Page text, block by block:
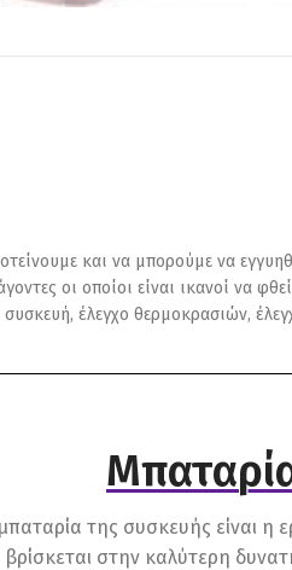
και να μπορούμε να
οι οποίοι είναι ικανοί να
συσκευή, έλεγχο θερμοκρασιών,
της συσκευής είναι η
βρίσκεται στην καλύτερη